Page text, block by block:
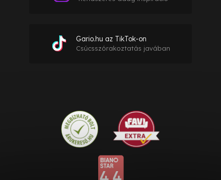
Gario.hu az TikTok-on
Csúcsszórakoztatás javában